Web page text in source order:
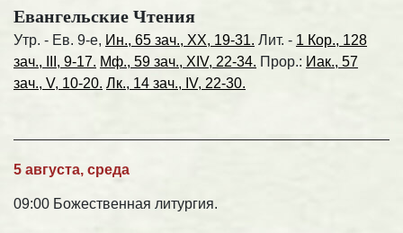
Евангельские Чтения
Утр. - Ев. 9-е, Ин., 65 зач., XX, 19-31. Лит. - 1 Кор., 128
зач., III, 9-17. Мф., 59 зач., XIV, 22-34. Прор.: Иак., 57
зач., V, 10-20. Лк., 14 зач., IV, 22-30.
5 августа, среда
09:00 Божественная литургия.